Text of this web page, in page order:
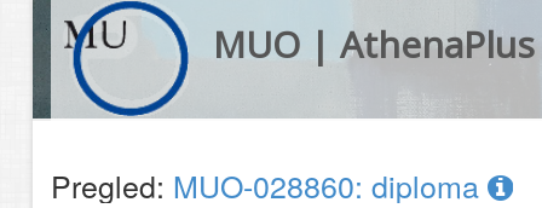
MUO | AthenaPlus
Pregled: MUO-028860: diploma